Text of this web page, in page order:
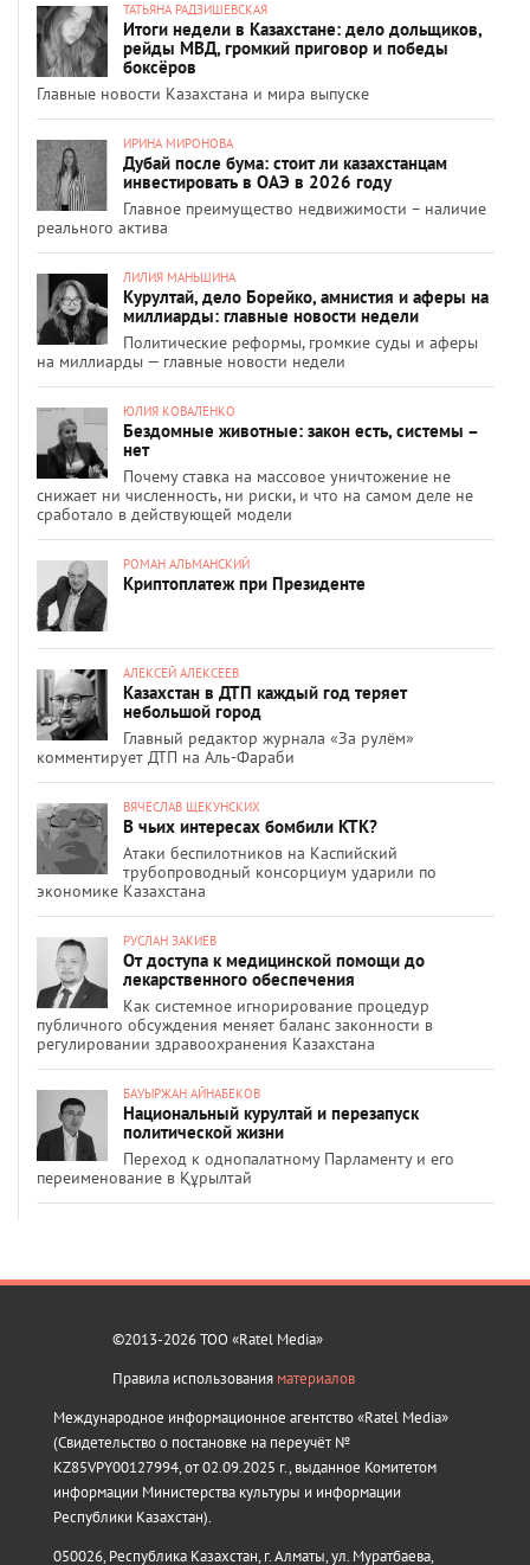
ТАТЬЯНА РАДЗИШЕВСКАЯ
Итоги недели в Казахстане: дело дольщиков,
рейды МВД, громкий приговор и победы
боксёров
Главные новости Казахстана и мира выпуске
ИРИНА МИРОНОВА
Дубай после бума: стоит ли казахстанцам
инвестировать в ОАЭ в 2026 году
Главное преимущество недвижимости – наличие
реального актива
ЛИЛИЯ МАНЬШИНА
Курултай, дело Борейко, амнистия и аферы на
миллиарды: главные новости недели
Политические реформы, громкие суды и аферы
на миллиарды — главные новости недели
ЮЛИЯ КОВАЛЕНКО
Бездомные животные: закон есть, системы –
нет
Почему ставка на массовое уничтожение не
снижает ни численность, ни риски, и что на самом деле не
сработало в действующей модели
РОМАН АЛЬМАНСКИЙ
Криптоплатеж при Президенте
АЛЕКСЕЙ АЛЕКСЕЕВ
Казахстан в ДТП каждый год теряет
небольшой город
Главный редактор журнала «За рулём»
комментирует ДТП на Аль-Фараби
ВЯЧЕСЛАВ ЩЕКУНСКИХ
В чьих интересах бомбили КТК?
Атаки беспилотников на Каспийский
трубопроводный консорциум ударили по
экономике Казахстана
РУСЛАН ЗАКИЕВ
От доступа к медицинской помощи до
лекарственного обеспечения
Как системное игнорирование процедур
публичного обсуждения меняет баланс законности в
регулировании здравоохранения Казахстана
БАУЫРЖАН АЙНАБЕКОВ
Национальный курултай и перезапуск
политической жизни
Переход к однопалатному Парламенту и его
переименование в Құрылтай
©2013-2026 ТОО «Ratel Media»
Правила использования материалов
Международное информационное агентство «Ratel Media»
(Свидетельство о постановке на переучёт №
KZ85VPY00127994, от 02.09.2025 г., выданное Комитетом
информации Министерства культуры и информации
Республики Казахстан).
050026, Республика Казахстан, г. Алматы, ул. Муратбаева,